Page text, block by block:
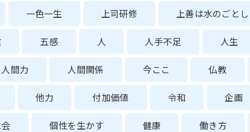
一色一生 上司研修 上善は水のごとし
五感 人 人手不足 人生
人間力 人間関係 今ここ 仏教
他力 付加価値 令和 企画
個性を生かす 健康 働き方